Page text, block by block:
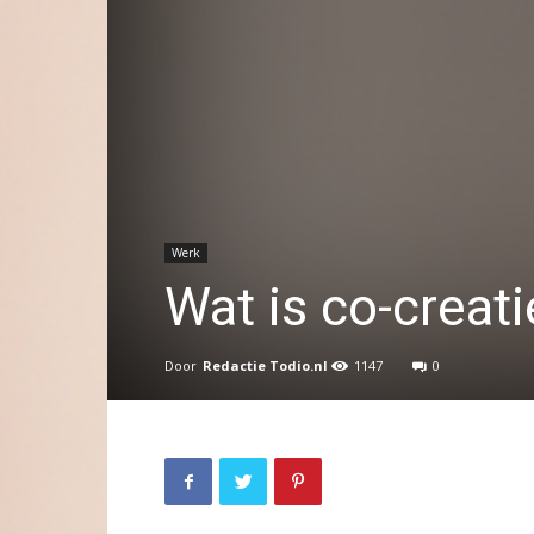
Werk
Wat is co-
Door Redactie Todio.nl 1147 0